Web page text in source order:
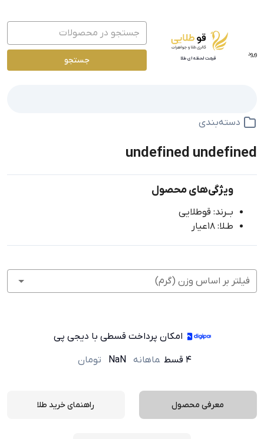
ورود
قیمت لحظه ای طلا جستجو
دسته‌بندی
undefined undefined
ویژگی‌های محصول
بــرند: قوطلایی
طـلا: 18عیار
فیلتر بر اساس وزن (گرم)
امکان پرداخت قسطی با دیجی پی
۴ قسط
ماهانه NaN تومان
معرفی محصول راهنمای خرید طلا